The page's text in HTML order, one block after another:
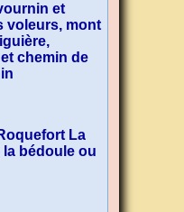
et
voleurs, mont
chemin de
La
la bédoule ou